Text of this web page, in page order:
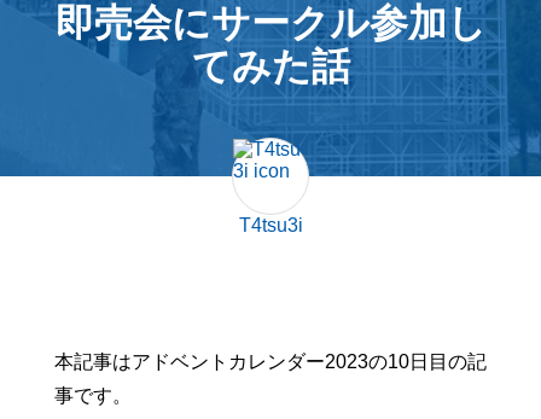
即売会にサークル参加し
てみた話
T4tsu3i
本記事はアドベントカレンダー2023の10日目の記
事です。